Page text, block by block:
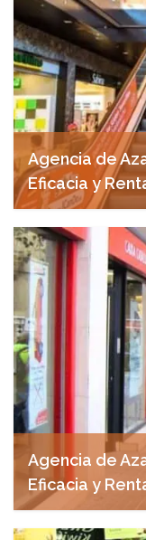
Agencia de
Eficacia y
noviembre 7, 2024
Agencia de
Eficacia y
noviembre 7, 2024